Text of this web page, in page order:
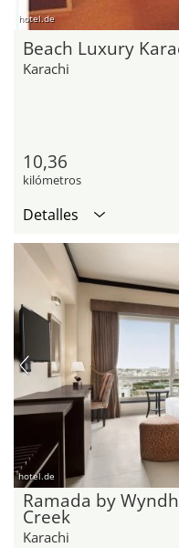
hotel.de
Beach Luxury
Karachi
10,36
kilómetros
Detalles
hotel.de
Ramada by
Creek
Karachi